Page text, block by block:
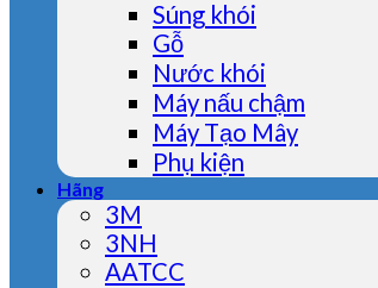
Súng khói
Gỗ
Nước khói
Máy nấu chậm
Máy Tạo Mây
Phụ kiện
Hãng
3M
3NH
AATCC